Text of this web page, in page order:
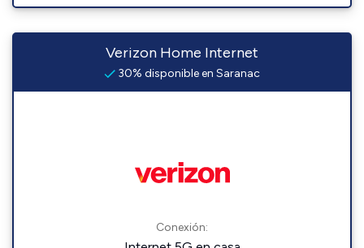
Verizon Home Internet
30% disponible en Saranac
Conexión: